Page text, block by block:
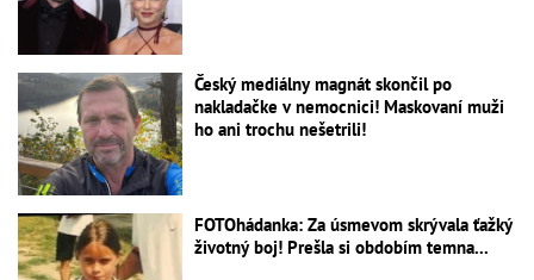
Český mediálny magnát skončil po
nakladačke v nemocnici! Maskovaní muži
ho ani trochu nešetrili!
FOTOhádanka: Za úsmevom skrývala ťažký
životný boj! Prešla si obdobím temna...